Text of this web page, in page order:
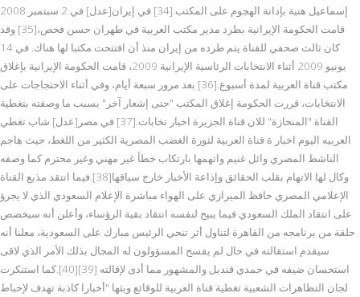
إسماعيل هنية بإدانة الهجوم على المكتب.[34] في إيران[عدل] في 2 سبتمبر 2008
قامت الحكومة الإيرانية بطرد مدير مكتب العربية في طهران حسن فحص،[35] وقد
كان ثالث صحفي للقناة يتم طرده من إيران منذ أن افتتحت مكتبا لها هناك. في 14
يونيو 2009 أثناء الانتخابات الرئاسية الإيرانية 2009، قامت الحكومة الإيرانية بإغلاق
مكتب قناة العربية لمدة أسبوع.[36] بعد مرور سبعة أيام، وفي أثناء الاحتجاجات على
الانتخابات، قررت الحكومة إغلاق المكتب "حتى إشعار آخر" بسبب ما وصفته بتغطية
القناة "المنحازة" للان قناة الجزيرة اخبار تخابات.[37] في مصر[عدل] شاب تغطي
العربيه اليوم اخبار ة قناة العربية لثورة الغضب المصرية الكثير من اللغط، حيث هاجم
الناشط المصري وائل غنيم واتهمها بارتكاب خطأ غير مهني وغير محترم كما وصفه
وكال لها الاتهام بقلب الحقائق وإذاعة الأخبار خارج سياقها[38].فيما انتقد مذيع القناة
الإعلامي المصري حافظ الميرازي على الهواء مباشرة الإعلام السعودي الذي لا يجرؤ
على انتقاد الملك السعودي فيما يبيح لنفسه انتقاد بقية الرؤساء، وأعلن أنه سيخصص
حلقة من برنامجه من القاهرة لتناول أثر تنحي الرئيس مبارك على السعودية، معلنا أنه
سيقدم استقالته في حال لم يفسح المسؤولون له المجال بذلك الأمر الذي لاقى
استحسان ضيفه في حمدي قنديل والمشهور مما أدى لإقالته [39][40].كما استنكرت
لجان التظاهرات الشعبية تغطية قناة العربية للوقائع وبثها "أخبارا كاذبة تهدف لإحباط